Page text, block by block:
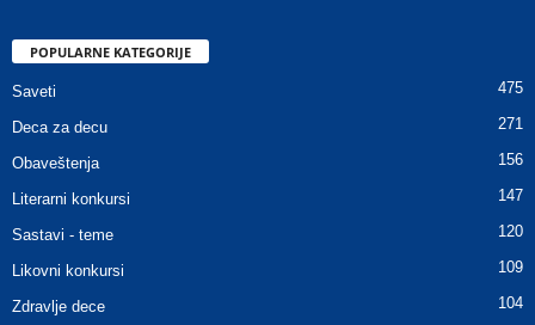
POPULARNE KATEGORIJE
Saveti 475
Deca za decu 271
Obaveštenja 156
Literarni konkursi 147
Sastavi - teme 120
Likovni konkursi 109
Zdravlje dece 104